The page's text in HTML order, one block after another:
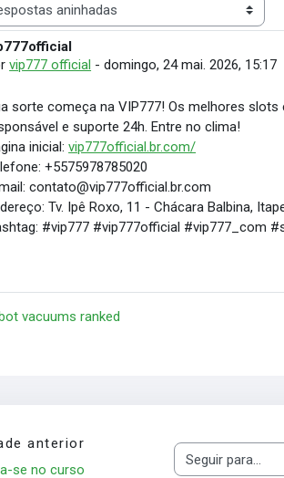
vip777 official -domingo, 24 mai. 2026, 15:17
de respostas: 0
sorte começa na VIP777! Os melhores
e suporte 24h. Entre no clima!
inicial:vip777official.br.com/
+5575978785020
contato@vip777official.br.com
Tv. Ipê Roxo, 11 - Chácara Balbina,
#vip777 #vip777official #vip777_com
vacuums ranked
anterior
se no curso
Seguir para...